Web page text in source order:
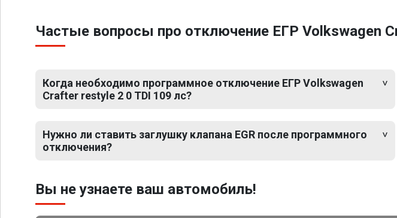
Частые вопросы про отключение ЕГР Volkswagen
Когда необходимо программное отключение ЕГР Volkswagen
Crafter restyle 2 0 TDI 109 лс?
Нужно ли ставить заглушку клапана EGR после программного
отключения?
Вы не узнаете ваш автомобиль!